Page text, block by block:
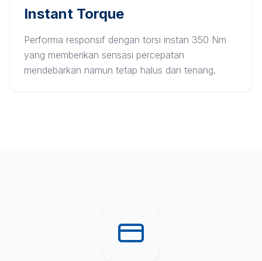
Instant Torque
Performa responsif dengan torsi instan 350 Nm
yang memberikan sensasi percepatan
mendebarkan namun tetap halus dan tenang.